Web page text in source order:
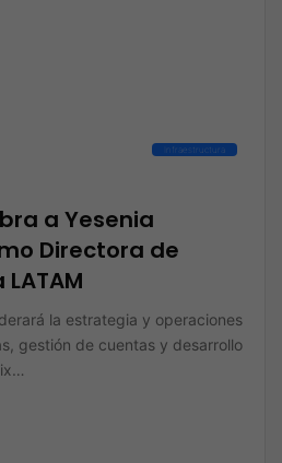
Infraestructura
a Yesenia
Directora de
la estrategia y operaciones
gestión de cuentas y desarrollo